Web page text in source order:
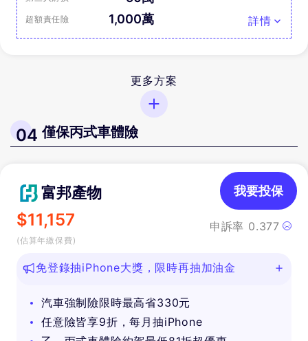
超額責任險 1,000萬 詳情
更多方案
04 僅保丙式車體險
富邦產物
$11,157
(估算年繳保費)
申訴率 0.377
我要投保
免登錄抽iPhone大獎，限時再抽加油金
汽車強制險限時最高省330元
任意險皆享9折，每月抽iPhone